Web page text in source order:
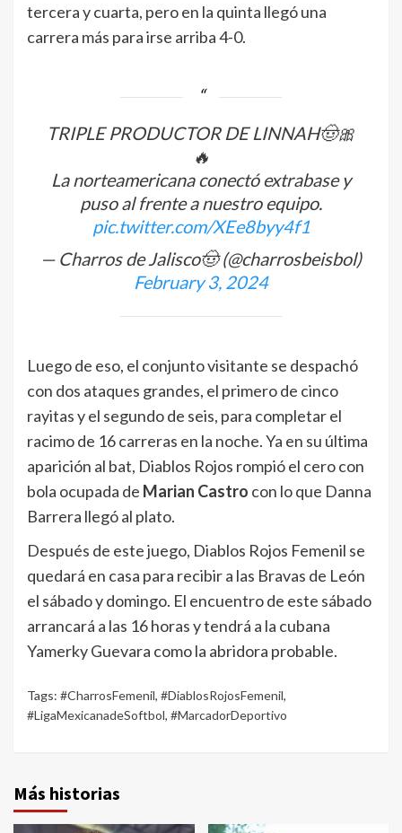
tercera y cuarta, pero en la quinta llegó una
carrera más para irse arriba 4-0.
TRIPLE PRODUCTOR DE LINNAH🤠🎀
🔥
La norteamericana conectó extrabase y
puso al frente a nuestro equipo.
pic.twitter.com/XEe8byy4f1
— Charros de Jalisco🤠 (@charrosbeisbol)
February 3, 2024
Luego de eso, el conjunto visitante se despachó
con dos ataques grandes, el primero de cinco
rayitas y el segundo de seis, para completar el
racimo de 16 carreras en la noche. Ya en su última
aparición al bat, Diablos Rojos rompió el cero con
bola ocupada de Marian Castro con lo que Danna
Barrera llegó al plato.
Después de este juego, Diablos Rojos Femenil se
quedará en casa para recibir a las Bravas de León
el sábado y domingo. El encuentro de este sábado
arrancará a las 16 horas y tendrá a la cubana
Yamerky Guevara como la abridora probable.
Tags: #CharrosFemenil, #DiablosRojosFemenil,
#LigaMexicanadeSoftbol, #MarcadorDeportivo
Más historias